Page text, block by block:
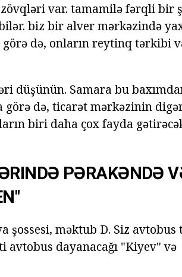
var. tamamilə fərqli bir
biz bir alver mərkəzində
də, onların reytinq tərkibi
düşünün. Samara bu
görə də, ticarət mərkəzinin
biri daha çox fayda
PƏRAKƏNDƏ
şossesi, məktub D. Siz avtobus
dayanacağı "Kiyev" və